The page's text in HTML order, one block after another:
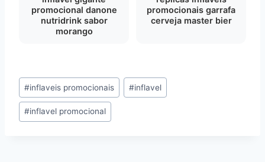
promocional danone
nutridrink sabor
morango
promocionais garrafa
cerveja master bier
Tags
do
Post:
#inflaveis promocionais #inflavel
#inflavel promocional